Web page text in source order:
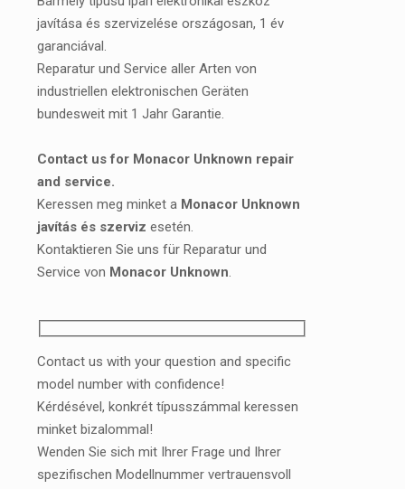
javítása és szervizelése országosan, 1 év
garanciával.
Reparatur und Service aller Arten von
industriellen elektronischen Geräten
bundesweit mit 1 Jahr Garantie.
Contact us for Monacor Unknown repair
and service.
Keressen meg minket a Monacor Unknown
javítás és szerviz esetén.
Kontaktieren Sie uns für Reparatur und
Service von Monacor Unknown.
Contact us with your question and specific
model number with confidence!
Kérdésével, konkrét típusszámmal keressen
minket bizalommal!
Wenden Sie sich mit Ihrer Frage und Ihrer
spezifischen Modellnummer vertrauensvoll